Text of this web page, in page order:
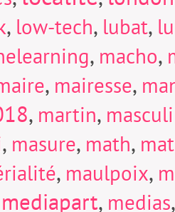
, low-tech, lubat,
, macho,
, mairesse,
, martin,
, masure, math,
, maulpoix,
mediapart, medias